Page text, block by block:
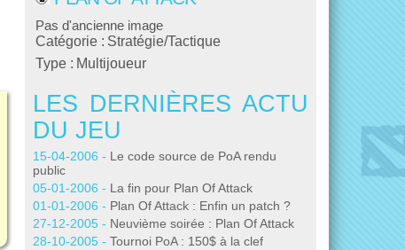
Pas d'ancienne image
Catégorie : Stratégie/Tactique
Type : Multijoueur
LES DERNIÈRES ACTU
DU JEU
15-04-2006 - Le code source de PoA rendu
public
05-01-2006 - La fin pour Plan Of Attack
01-01-2006 - Plan Of Attack : Enfin un patch ?
27-12-2005 - Neuvième soirée : Plan Of Attack
28-10-2005 - Tournoi PoA : 150$ à la clef
DU JEU
06-10-2005 -